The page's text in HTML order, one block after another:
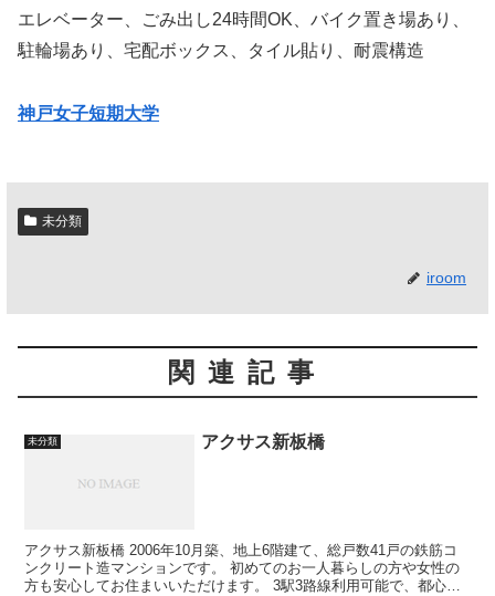
エレベーター、ごみ出し24時間OK、バイク置き場あり、
駐輪場あり、宅配ボックス、タイル貼り、耐震構造
神戸女子短期大学
未分類
iroom
関連記事
未分類 アクサス新板橋
アクサス新板橋 2006年10月築、地上6階建て、総戸数41戸の鉄筋コ
ンクリート造マンションです。 初めてのお一人暮らしの方や女性の
方も安心してお住まいいただけます。 3駅3路線利用可能で、都心主